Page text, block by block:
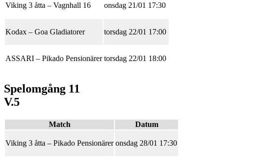
Viking 3 åtta – Vagnhall 16 onsdag 21/01 17:30
Kodax – Goa Gladiatorer torsdag 22/01 17:00
ASSARI – Pikado Pensionärer torsdag 22/01 18:00
Spelomgång 11
V.5
Match Datum
Viking 3 åtta – Pikado Pensionärer onsdag 28/01 17:30